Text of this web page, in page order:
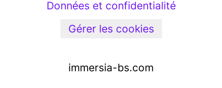
Données et confidentialité
Gérer les cookies
immersia-bs.com